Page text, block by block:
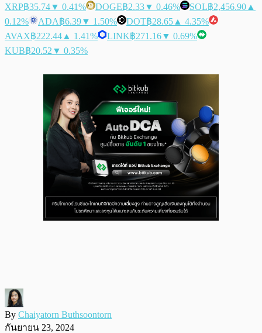
XRP฿35.74▼ 0.41% DOGE฿2.33▼ 0.46% SOL฿2,456.90 ▲
0.12%
ADA฿6.39▼ 1.50% DOT฿28.65 ▲ 4.35%
AVAX฿222.44 ▲ 1.41% LINK฿271.16▼ 0.69%
KUB฿20.52 ▼ 0.35%
By Chaiyatorn Buthsoontorn
กันยายน 23, 2024